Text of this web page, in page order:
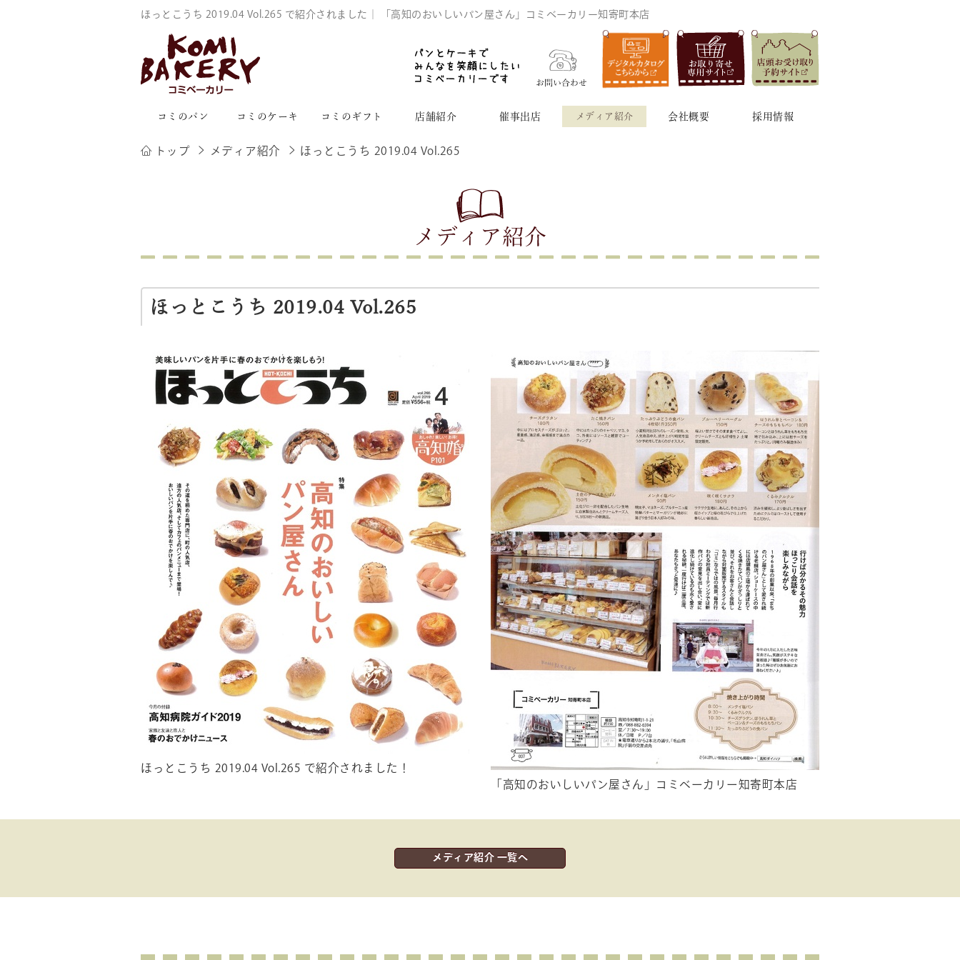
ほっとこうち 2019.04 Vol.265 で紹介されました｜ 「高知のおいしいパン屋さん」コミベーカリー知寄町本店
コミのパン コミのケーキ コミのギフト 店舗紹介 催事出店 メディア紹介 会社概要 採用情報
トップ メディア紹介 ほっとこうち 2019.04 Vol.265
ほっとこうち 2019.04 Vol.265
ほっとこうち 2019.04 Vol.265 で紹介されました！
「高知のおいしいパン屋さん」コミベーカリー知寄町本店
メディア紹介 一覧へ